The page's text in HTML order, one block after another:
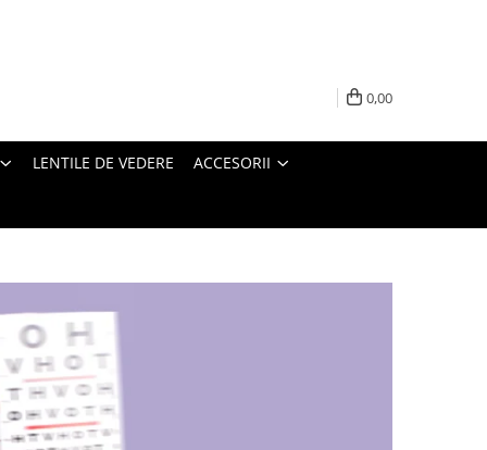
0,00
LENTILE DE VEDERE ACCESORII